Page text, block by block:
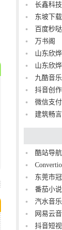
长鑫科
东坡下载
百度秒哒
万书阁
山东欣
山东欣
九酷音
抖音创
微信支
建筑畅
酷站导航
Convertio
东莞市
番茄小说
汽水音乐
网易云
抖音短